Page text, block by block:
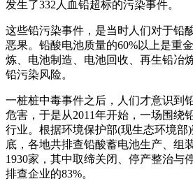
发生了332人血铅超标的污染事件。
这些铅污染事件，是当时人们对于铅
恶果。铅酸电池质量的60%以上是重
炼、电池制造、电池回收、再生铅冶
铅污染风险。
一桩桩中毒事件之后，人们才意识到
危害，于是从2011年开始，一场围绕
行业。根据环境保护部(现生态环境部
底，各地共排查铅酸蓄电池生产、组
1930家，其中取缔关闭、停产整治与
排查企业的83%。